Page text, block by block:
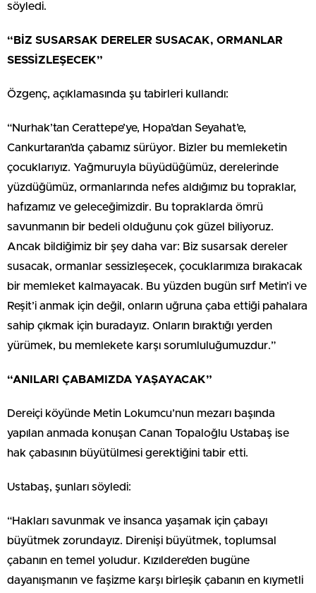
söyledi.
“BİZ SUSARSAK DERELER SUSACAK, ORMANLAR
SESSİZLEŞECEK”
Özgenç, açıklamasında şu tabirleri kullandı:
“Nurhak’tan Cerattepe’ye, Hopa’dan Seyahat’e,
Cankurtaran’da çabamız sürüyor. Bizler bu memleketin
çocuklarıyız. Yağmuruyla büyüdüğümüz, derelerinde
yüzdüğümüz, ormanlarında nefes aldığımız bu topraklar,
hafızamız ve geleceğimizdir. Bu topraklarda ömrü
savunmanın bir bedeli olduğunu çok güzel biliyoruz.
Ancak bildiğimiz bir şey daha var: Biz susarsak dereler
susacak, ormanlar sessizleşecek, çocuklarımıza bırakacak
bir memleket kalmayacak. Bu yüzden bugün sırf Metin’i ve
Reşit’i anmak için değil, onların uğruna çaba ettiği pahalara
sahip çıkmak için buradayız. Onların bıraktığı yerden
yürümek, bu memlekete karşı sorumluluğumuzdur.”
“ANILARI ÇABAMIZDA YAŞAYACAK”
Dereiçi köyünde Metin Lokumcu’nun mezarı başında
yapılan anmada konuşan Canan Topaloğlu Ustabaş ise
hak çabasının büyütülmesi gerektiğini tabir etti.
Ustabaş, şunları söyledi:
“Hakları savunmak ve insanca yaşamak için çabayı
büyütmek zorundayız. Direnişi büyütmek, toplumsal
çabanın en temel yoludur. Kızıldere’den bugüne
dayanışmanın ve faşizme karşı birleşik çabanın en kıymetli